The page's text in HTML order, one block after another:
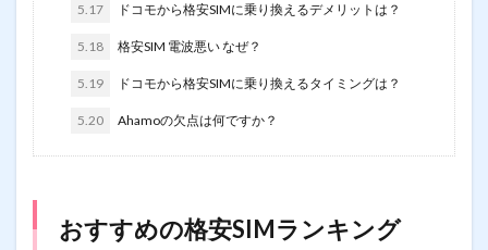
5.17 ドコモから格安SIMに乗り換えるデメリットは？
5.18 格安SIM 電波悪い なぜ？
5.19 ドコモから格安SIMに乗り換えるタイミングは？
5.20 Ahamoの欠点は何ですか？
おすすめの格安SIMランキング